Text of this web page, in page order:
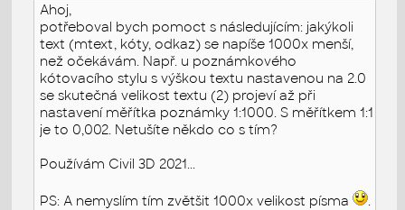
Ahoj,
potřeboval bych pomoct s následujícím: jakýkoli
text (mtext, kóty, odkaz) se napíše 1000x menší,
než očekávám. Např. u poznámkového
kótovacího stylu s výškou textu nastavenou na 2.0
se skutečná velikost textu (2) projeví až při
nastavení měřítka poznámky 1:1000. S měřítkem 1:1
je to 0,002. Netušíte někdo co s tím?
Používám Civil 3D 2021...
PS: A nemyslím tím zvětšit 1000x velikost písma .